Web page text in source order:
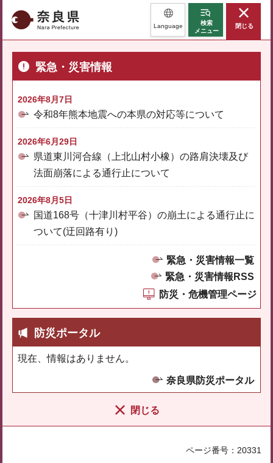
奈良県 Language
検索
メニュー
閉じる
緊急・災害情報
2026年8月7日
令和8年熊本地震への本県の対応等について
2026年6月29日
県道東川河合線（上北山村小橡）の路肩決壊及び
法面崩落による通行止について
2026年8月5日
国道168号（十津川村平谷）の崩土による通行止に
ついて(迂回路有り)
緊急・災害情報一覧
緊急・災害情報RSS
防災・危機管理ページ
防災ポータル
現在、情報はありません。
奈良県防災ポータル
閉じる
ページ番号：20331